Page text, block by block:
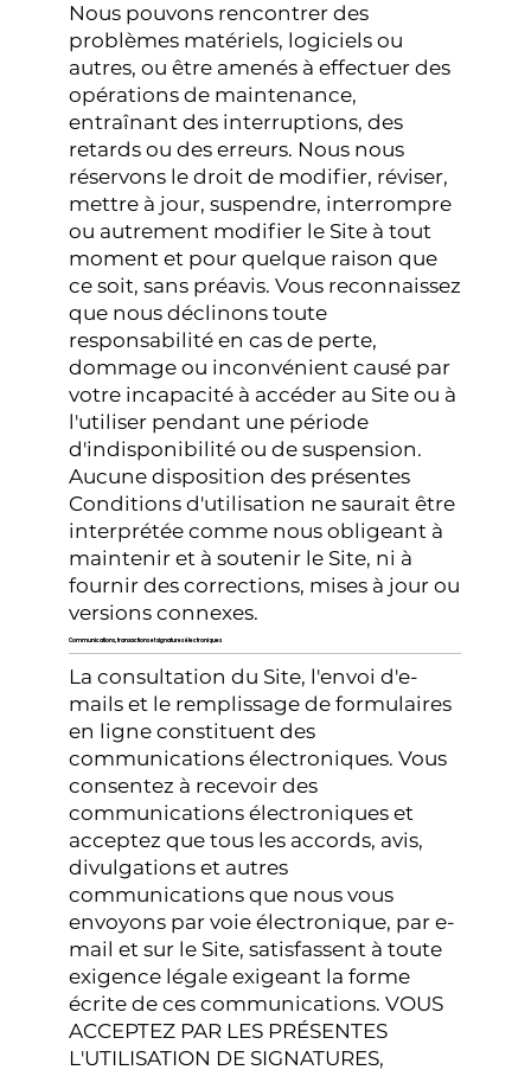
Nous pouvons rencontrer des
problèmes matériels, logiciels ou
autres, ou être amenés à effectuer des
opérations de maintenance,
entraînant des interruptions, des
retards ou des erreurs. Nous nous
réservons le droit de modifier, réviser,
mettre à jour, suspendre, interrompre
ou autrement modifier le Site à tout
moment et pour quelque raison que
ce soit, sans préavis. Vous reconnaissez
que nous déclinons toute
responsabilité en cas de perte,
dommage ou inconvénient causé par
votre incapacité à accéder au Site ou à
l'utiliser pendant une période
d'indisponibilité ou de suspension.
Aucune disposition des présentes
Conditions d'utilisation ne saurait être
interprétée comme nous obligeant à
maintenir et à soutenir le Site, ni à
fournir des corrections, mises à jour ou
versions connexes.
Communications, transactions et signatures électroniques
La consultation du Site, l'envoi d'e-
mails et le remplissage de formulaires
en ligne constituent des
communications électroniques. Vous
consentez à recevoir des
communications électroniques et
acceptez que tous les accords, avis,
divulgations et autres
communications que nous vous
envoyons par voie électronique, par e-
mail et sur le Site, satisfassent à toute
exigence légale exigeant la forme
écrite de ces communications. VOUS
ACCEPTEZ PAR LES PRÉSENTES
L'UTILISATION DE SIGNATURES,